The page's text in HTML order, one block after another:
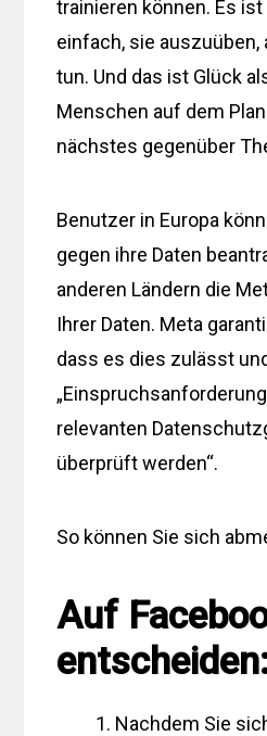
trainieren können. Es
einfach, sie auszuüben,
tun. Und das ist Glück
Menschen auf dem
nächstes gegenüber
Benutzer in Europa
gegen ihre Daten
anderen Ländern die
Ihrer Daten. Meta
dass es dies zulässt
relevanten
überprüft werden“.
So können Sie sich
Auf
Nachdem Sie